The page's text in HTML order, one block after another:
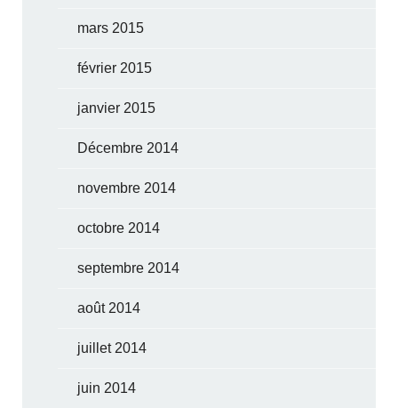
mars 2015
février 2015
janvier 2015
Décembre 2014
novembre 2014
octobre 2014
septembre 2014
août 2014
juillet 2014
juin 2014